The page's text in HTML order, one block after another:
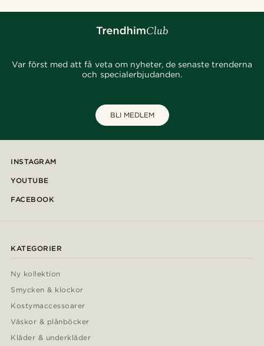
Var först med att få veta om nyheter, de senaste trenderna
och specialerbjudanden.
BLI MEDLEM
INSTAGRAM
YOUTUBE
FACEBOOK
KATEGORIER
Ny kollektion
Smycken & klockor
Kostymaccessoarer
Väskor & plånböcker
Kläder & underkläder